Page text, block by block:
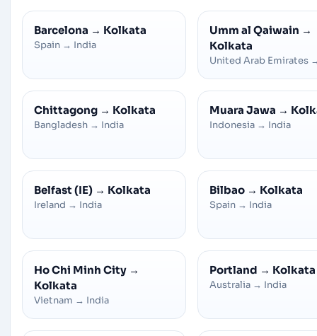
Barcelona → Kolkata
Spain → India
Umm al Qaiwain →
Kolkata
United Arab Emirates
Chittagong → Kolkata
Bangladesh → India
Muara Jawa →
Indonesia → India
Belfast (IE) → Kolkata
Ireland → India
Bilbao → Kolkata
Spain → India
Ho Chi Minh City →
Kolkata
Vietnam → India
Portland → Kolkata
Australia → India